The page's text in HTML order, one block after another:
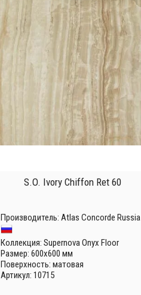
S.O. Ivory Chiffon Ret 60
Производитель: Atlas Concorde Russia
Коллекция: Supernova Onyx Floor
Размер: 600x600 мм
Поверхность: матовая
Артикул: 10715